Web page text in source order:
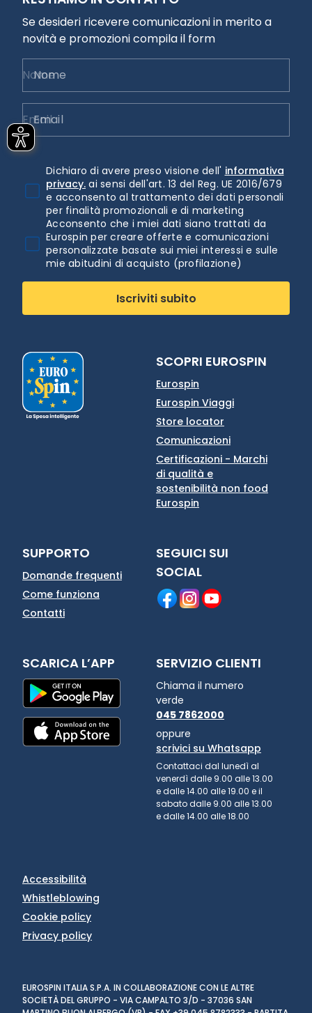
Se desideri ricevere comunicazioni in merito a
novità e promozioni compila il form
Nome
Email
Dichiaro di avere preso visione dell' informativa
privacy. ai sensi dell'art. 13 del Reg. UE 2016/679
e acconsento al trattamento dei dati personali
per finalità promozionali e di marketing
Acconsento che i miei dati siano trattati da
Eurospin per creare offerte e comunicazioni
personalizzate basate sui miei interessi e sulle
mie abitudini di acquisto (profilazione)
Iscriviti subito
SCOPRI EUROSPIN
Eurospin
Eurospin Viaggi
Store locator
Comunicazioni
Certificazioni - Marchi
di qualità e
sostenibilità non food
Eurospin
SUPPORTO
Domande frequenti
Come funziona
Contatti
SEGUICI SUI
SOCIAL
SCARICA L’APP SERVIZIO CLIENTI
Chiama il numero
verde
045 7862000
oppure
scrivici su Whatsapp
Contattaci dal lunedì al
venerdì dalle 9.00 alle 13.00
e dalle 14.00 alle 19.00 e il
sabato dalle 9.00 alle 13.00
e dalle 14.00 alle 18.00
Accessibilità
Whistleblowing
Cookie policy
Privacy policy
EUROSPIN ITALIA S.P.A. IN COLLABORAZIONE CON LE ALTRE
SOCIETÀ DEL GRUPPO - VIA CAMPALTO 3/D - 37036 SAN